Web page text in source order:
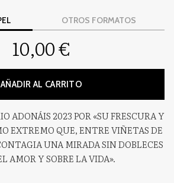
OTROS FORMATOS
10,00 €
AÑADIR AL CARRITO
ADONÁIS 2023 POR «SU FRESCURA Y
EXTREMO QUE, ENTRE VIÑETAS DE
UNA MIRADA SIN DOBLECES
AMOR Y SOBRE LA VIDA».